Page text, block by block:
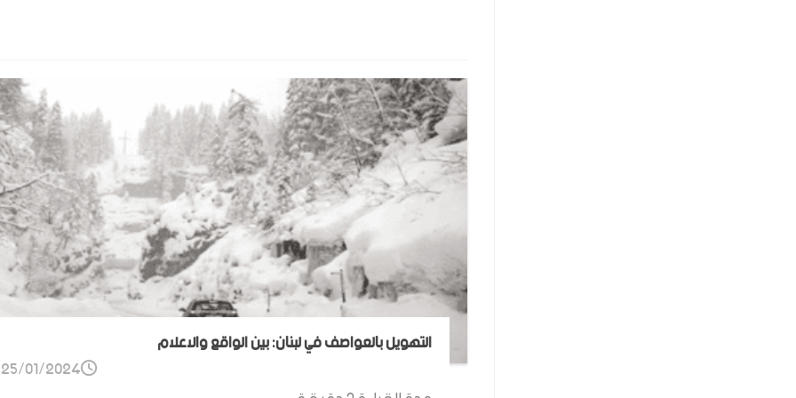
التهويل بالعواصف في لبنان: بين الواقع والاعلام
25/01/2024